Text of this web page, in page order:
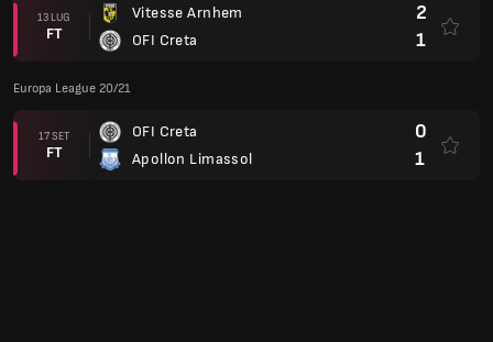
13 LUG
FT
Vitesse Arnhem
OFI Creta
2
1
Europa League 20/21
17 SET
FT
OFI Creta
Apollon Limassol
0
1